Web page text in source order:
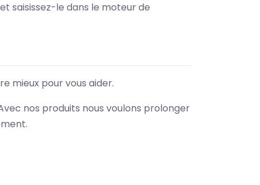
saisissez-le dans le moteur de
mieux pour vous aider.
nos produits nous voulons prolonger